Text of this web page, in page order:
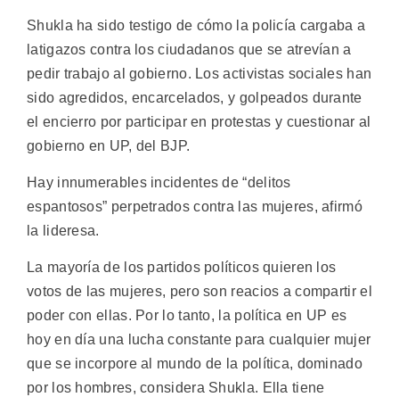
Shukla ha sido testigo de cómo la policía cargaba a
latigazos contra los ciudadanos que se atrevían a
pedir trabajo al gobierno. Los activistas sociales han
sido agredidos, encarcelados, y golpeados durante
el encierro por participar en protestas y cuestionar al
gobierno en UP, del BJP.
Hay innumerables incidentes de “delitos
espantosos” perpetrados contra las mujeres, afirmó
la lideresa.
La mayoría de los partidos políticos quieren los
votos de las mujeres, pero son reacios a compartir el
poder con ellas. Por lo tanto, la política en UP es
hoy en día una lucha constante para cualquier mujer
que se incorpore al mundo de la política, dominado
por los hombres, considera Shukla. Ella tiene